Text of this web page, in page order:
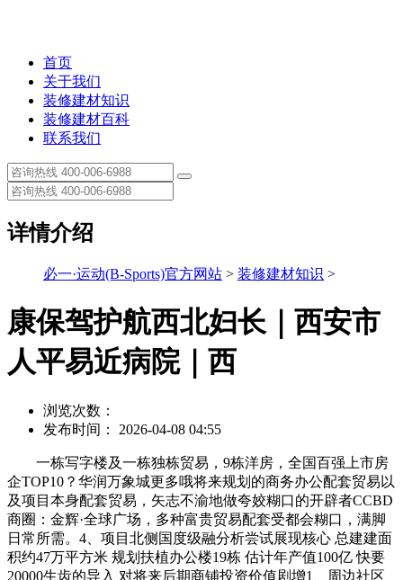
首页
关于我们
装修建材知识
装修建材百科
联系我们
详情介绍
必一·运动(B-Sports)官方网站 > 装修建材知识 >
康保驾护航西北妇长｜西安市
人平易近病院｜西
浏览次数：
发布时间： 2026-04-08 04:55
一栋写字楼及一栋独栋贸易，9栋洋房，全国百强上市房
企TOP10？华润万象城更多哦将来规划的商务办公配套贸易以
及项目本身配套贸易，矢志不渝地做夸姣糊口的开辟者CCBD
商圈：金辉·全球广场，多种富贵贸易配套受都会糊口，满脚
日常所需。4、项目北侧国度级融分析尝试展现核心 总建建面
积约47万平方米 规划扶植办公楼19栋 估计年产值100亿 快要
20000生齿的导入 对将来后期商铺投资价值剧增1、周边社区